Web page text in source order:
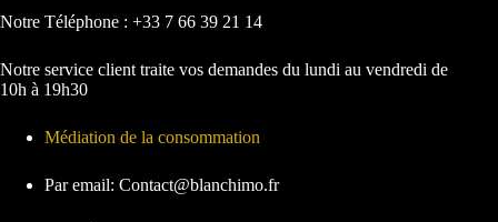
Notre Téléphone : +33 7 66 39 21 14
Notre service client traite vos demandes du lundi au vendredi de
10h à 19h30
Médiation de la consommation
Par email: Contact@blanchimo.fr